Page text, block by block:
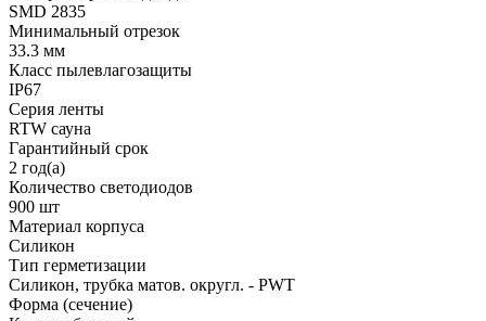
SMD 2835
Минимальный отрезок
33.3 мм
Класс пылевлагозащиты
IP67
Серия ленты
RTW сауна
Гарантийный срок
2 год(а)
Количество светодиодов
900 шт
Материал корпуса
Силикон
Тип герметизации
Силикон, трубка матов. округл. - PWT
Форма (сечение)